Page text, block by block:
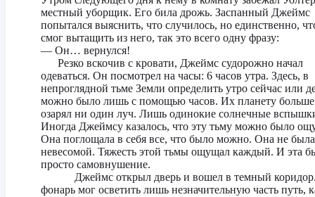
местный уборщик. Его била дрожь. Заспанный Джеймс
попытался выяснить, что случилось, но единственно,
смог вытащить из него, так это всего одну фразу:
— Он… вернулся!
Резко вскочив с кровати, Джеймс судорожно начал
одеваться. Он посмотрел на часы: 6 часов утра. Здесь, в
непроглядной тьме Земли определить утро сейчас или
можно было лишь с помощью часов. Их планету
озарял ни один луч. Лишь одинокие солнечные
Иногда Джеймсу казалось, что эту тьму можно было
Она поглощала в себя все, что было можно. Она не была
невесомой. Тяжесть этой тьмы ощущал каждый. И эта
просто самовнушение.
Джеймс открыл дверь и вошел в темный
фонарь мог осветить лишь незначительную часть путь,